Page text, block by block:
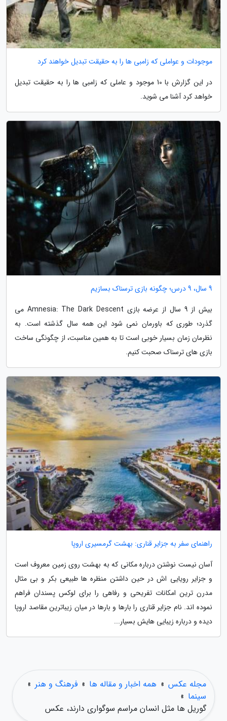
موجودات و عواملی که زامبی ها را به حقیقت تبدیل خواهند کرد
در این گزارش با 10 موجود و عاملی که زامبی ها را به حقیقت تبدیل
خواهد کرد آشنا می شوید.
9 سال، 9 درس؛ چگونه بازی ترسناک بسازیم
بیش از 9 سال از عرضه بازی Amnesia: The Dark Descent می
گذرد؛ طوری که باورمان نمی شود این همه سال گذشته است. به
نظرمان زمان بسیار خوبی است تا به همین مناسبت، از چگونگی ساخت
بازی های ترسناک صحبت کنیم.
راهنمای سفر به جزایر قناری: بهشت گرمسیری اروپا
آسان نیست نوشتن درباره مکانی که به بهشت روی زمین معروف است
و جزایر رویایی اش در حین داشتن منظره ها طبیعی بکر و بی مثال
مدرن ترین امکانات تفریحی و رفاهی را برای لوکس پسندان فراهم
نموده اند. نام جزایر قناری را بارها و بارها در میان زیباترین مقاصد اروپا
دیده و درباره زیبایی هایش بسیار...
مجله عکس » همه اخبار و مقاله ها » فرهنگ و هنر »
سینما »
گوریل ها مثل انسان مراسم سوگواری دارند، عکس